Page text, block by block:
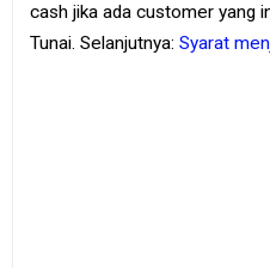
cash jika ada customer yang
Tunai. Selanjutnya: Syarat